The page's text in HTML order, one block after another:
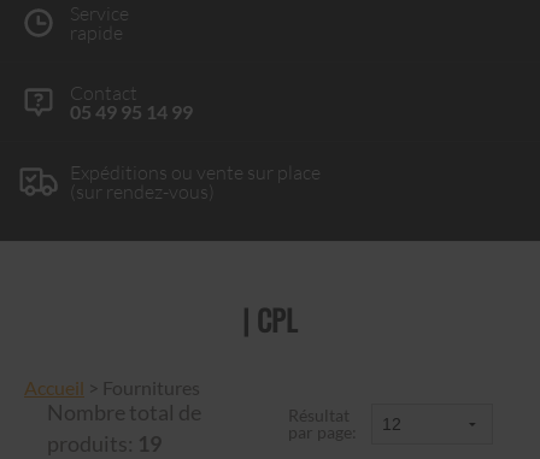
Service
rapide
Contact
05 49 95 14 99
Expéditions ou vente sur place
(sur rendez-vous)
| CPL
Accueil > Fournitures
Nombre total de
produits: 19
Résultat
par page: